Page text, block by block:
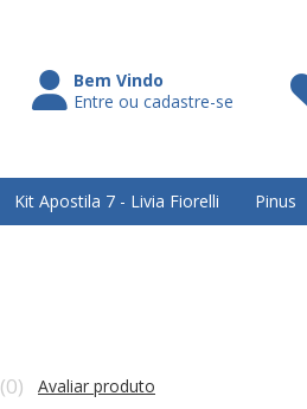
Bem Vindo
Entre ou cadastre-se
Kit Apostila 7 - Livia Fiorelli Pinus
(0) Avaliar produto